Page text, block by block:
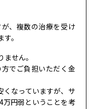
、複数の治療を受け
。
せん。
でご負担いただく金
くなっていますが、サ
万円弱ということを考